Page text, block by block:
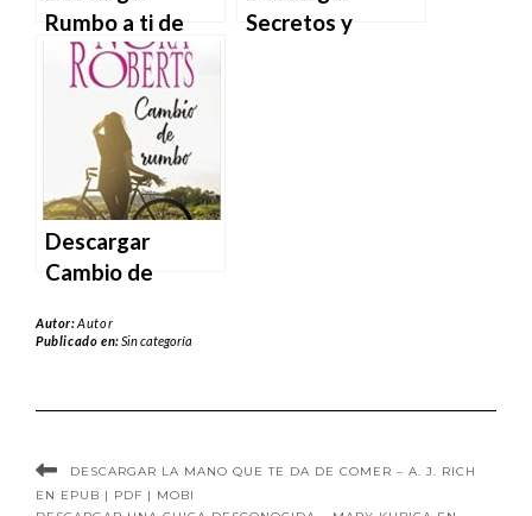
Rumbo a ti de
Beth O’Leary en
EPUB | PDF |
MOBI
Secretos y
Descargar
Cambio de
Roberts en EPUB
Autor:Autor
Publicado en:Sin categoría
DESCARGAR LA MANO QUE TE DA DE COMER – A. J. RICH
EN EPUB | PDF | MOBI